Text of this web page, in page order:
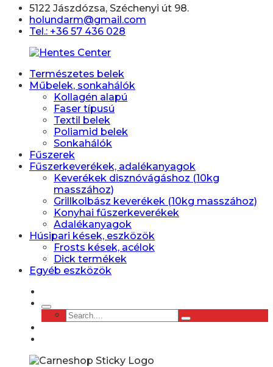
5122 Jászdózsa, Széchenyi út 98.
holundarm@gmail.com
Tel.: +36 57 436 028
Természetes belek
Műbelek, sonkahálók
Kollagén alapú
Faser típusú
Textil belek
Poliamid belek
Sonkahálók
Fűszerek
Fűszerkeverékek, adalékanyagok
Keverékek disznóvágáshoz (10kg
masszához)
Grillkolbász keverékek (10kg masszához)
Konyhai fűszerkeverékek
Adalékanyagok
Húsipari kések, eszközök
Frosts kések, acélok
Dick termékek
Egyéb eszközök